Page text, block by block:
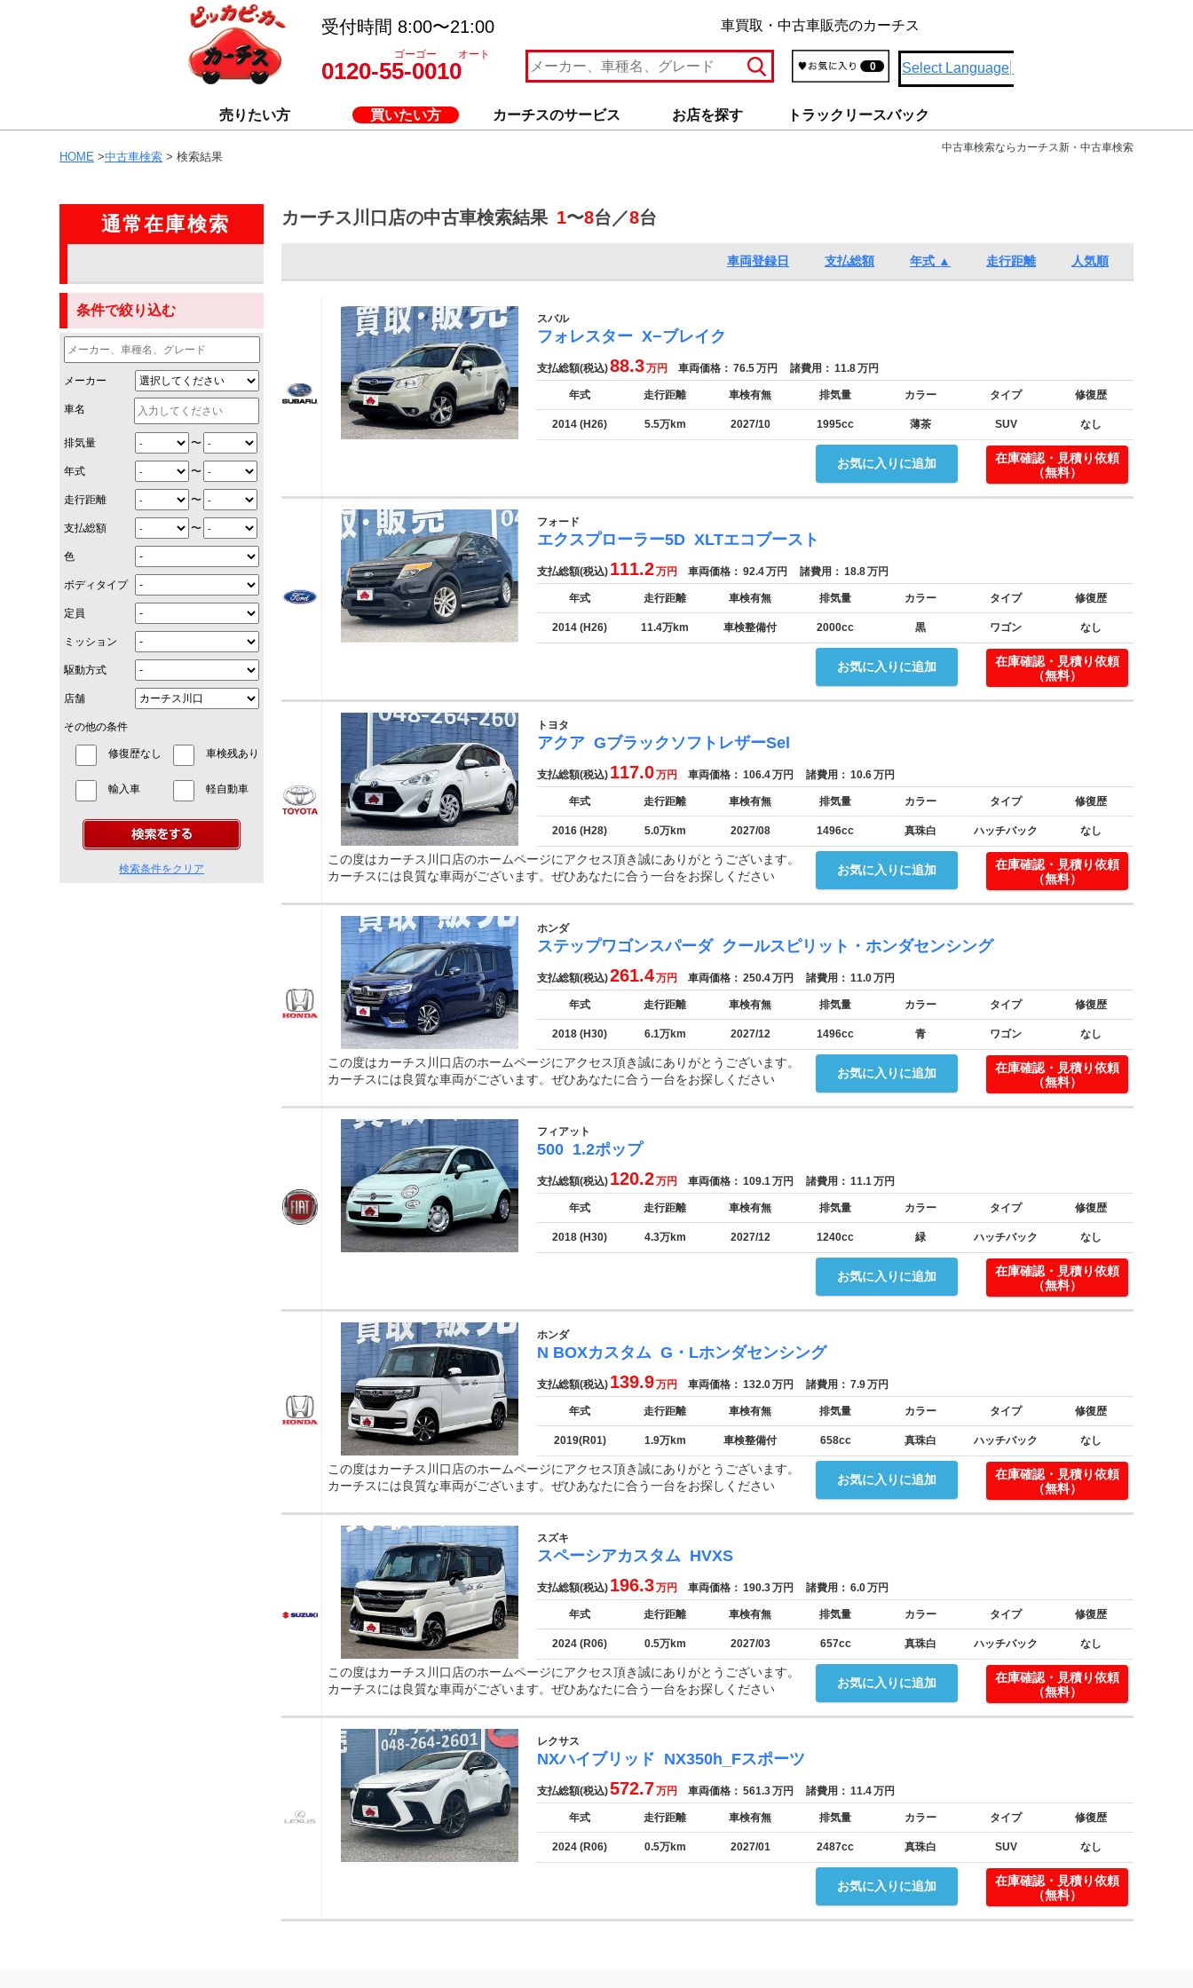
受付時間 8:00〜21:00
ゴーゴー オート
0120-55-0010
車買取・中古車販売のカーチス
0 Select Language
売りたい方 買いたい方 カーチスのサービス お店を探す トラックリースバック
中古車検索ならカーチス新・中古車検索
HOME >中古車検索 > 検索結果
通常在庫検索
条件で絞り込む
メーカー
車名
排気量 〜
年式 〜
走行距離 〜
支払総額 〜
色
ボディタイプ
定員
ミッション
駆動方式
店舗
その他の条件
修復歴なし 車検残あり
輸入車 軽自動車
検索条件をクリア
カーチス川口店の中古車検索結果 1〜8台／8台
車両登録日 支払総額 年式 ▲ 走行距離 人気順
スバル
フォレスター X−ブレイク
支払総額(税込)88.3万円 車両価格： 76.5万円 諸費用： 11.8万円
年式 走行距離 車検有無 排気量 カラー タイプ 修復歴
2014 (H26) 5.5万km 2027/10 1995cc 薄茶 SUV なし
お気に入りに追加
在庫確認・見積り依頼
（無料）
フォード
エクスプローラー5D XLTエコブースト
支払総額(税込) 111.2万円 車両価格： 92.4万円 諸費用： 18.8万円
年式 走行距離 車検有無 排気量 カラー タイプ 修復歴
2014 (H26) 11.4万km 車検整備付 2000cc 黒 ワゴン なし
お気に入りに追加
在庫確認・見積り依頼
（無料）
トヨタ
アクア GブラックソフトレザーSel
支払総額(税込) 117.0万円 車両価格： 106.4万円 諸費用： 10.6万円
年式 走行距離 車検有無 排気量 カラー タイプ 修復歴
2016 (H28) 5.0万km 2027/08 1496cc 真珠白 ハッチバック なし
お気に入りに追加
この度はカーチス川口店のホームページにアクセス頂き誠にありがとうございます。
カーチスには良質な車両がございます。ぜひあなたに合う一台をお探しください
在庫確認・見積り依頼
（無料）
ホンダ
ステップワゴンスパーダ クールスピリット・ホンダセンシング
支払総額(税込)261.4万円 車両価格： 250.4万円 諸費用： 11.0万円
年式 走行距離 車検有無 排気量 カラー タイプ 修復歴
2018 (H30) 6.1万km 2027/12 1496cc 青 ワゴン なし
お気に入りに追加
この度はカーチス川口店のホームページにアクセス頂き誠にありがとうございます。
カーチスには良質な車両がございます。ぜひあなたに合う一台をお探しください
在庫確認・見積り依頼
（無料）
フィアット
500 1.2ポップ
支払総額(税込) 120.2万円 車両価格： 109.1万円 諸費用： 11.1万円
年式 走行距離 車検有無 排気量 カラー タイプ 修復歴
2018 (H30) 4.3万km 2027/12 1240cc 緑 ハッチバック なし
お気に入りに追加
在庫確認・見積り依頼
（無料）
ホンダ
N BOXカスタム G・Lホンダセンシング
支払総額(税込) 139.9万円 車両価格： 132.0万円 諸費用： 7.9万円
年式 走行距離 車検有無 排気量 カラー タイプ 修復歴
2019(R01) 1.9万km 車検整備付 658cc 真珠白 ハッチバック なし
お気に入りに追加
この度はカーチス川口店のホームページにアクセス頂き誠にありがとうございます。
カーチスには良質な車両がございます。ぜひあなたに合う一台をお探しください
在庫確認・見積り依頼
（無料）
スズキ
スペーシアカスタム HVXS
支払総額(税込) 196.3万円 車両価格： 190.3万円 諸費用： 6.0万円
年式 走行距離 車検有無 排気量 カラー タイプ 修復歴
2024 (R06) 0.5万km 2027/03 657cc 真珠白 ハッチバック なし
お気に入りに追加
この度はカーチス川口店のホームページにアクセス頂き誠にありがとうございます。
カーチスには良質な車両がございます。ぜひあなたに合う一台をお探しください
在庫確認・見積り依頼
（無料）
レクサス
NXハイブリッド NX350h_Fスポーツ
支払総額(税込)572.7万円 車両価格： 561.3万円 諸費用： 11.4万円
年式 走行距離 車検有無 排気量 カラー タイプ 修復歴
2024 (R06) 0.5万km 2027/01 2487cc 真珠白 SUV なし
お気に入りに追加
在庫確認・見積り依頼
（無料）